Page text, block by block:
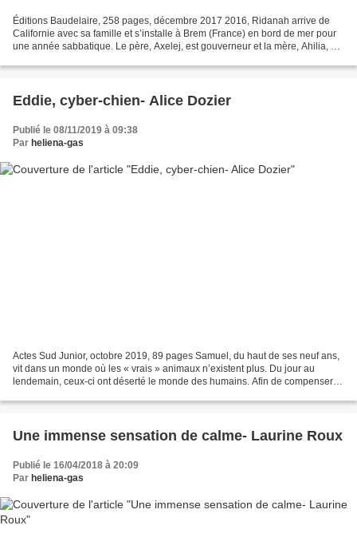
Éditions Baudelaire, 258 pages, décembre 2017 2016, Ridanah arrive de
Californie avec sa famille et s’installe à Brem (France) en bord de mer pour
une année sabbatique. Le père, Axelej, est gouverneur et la mère, Ahilia, est
Eddie, cyber-chien- Alice Dozier
Publié le 08/11/2019 à 09:38
Par heliena-gas
Actes Sud Junior, octobre 2019, 89 pages Samuel, du haut de ses neuf ans,
vit dans un monde où les « vrais » animaux n’existent plus. Du jour au
lendemain, ceux-ci ont déserté le monde des humains. Afin de compenser
Une immense sensation de calme- Laurine Roux
Publié le 16/04/2018 à 20:09
Par heliena-gas